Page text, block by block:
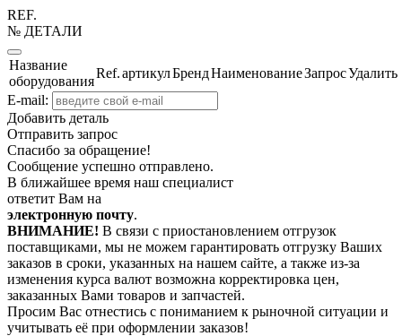
REF.
№ ДЕТАЛИ
Название
оборудования
Ref.артикулБрендНаименованиеЗапросУдалить
E-mail:
Добавить деталь
Отправить запрос
Спасибо за обращение!
Сообщение успешно отправлено.
В ближайшее время наш специалист
ответит Вам на
электронную почту.
ВНИМАНИЕ! В связи с приостановлением отгрузок
поставщиками, мы не можем гарантировать отгрузку Ваших
заказов в сроки, указанных на нашем сайте, а также из-за
изменения курса валют возможна корректировка цен,
заказанных Вами товаров и запчастей.
Просим Вас отнестись с пониманием к рыночной ситуации и
учитывать её при оформлении заказов!